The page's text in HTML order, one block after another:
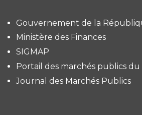
Gouvernement de la
Ministère des Finances
SIGMAP
Portail des marchés publics du
Journal des Marchés Publics